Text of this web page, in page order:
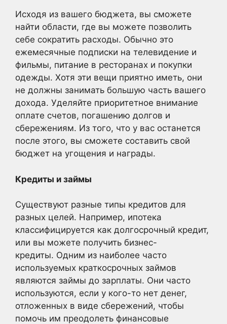
Исходя из вашего бюджета, вы сможете
найти области, где вы можете позволить
себе сократить расходы. Обычно это
ежемесячные подписки на телевидение и
фильмы, питание в ресторанах и покупки
одежды. Хотя эти вещи приятно иметь, они
не должны занимать большую часть вашего
дохода. Уделяйте приоритетное внимание
оплате счетов, погашению долгов и
сбережениям. Из того, что у вас останется
после этого, вы сможете составить свой
бюджет на угощения и награды.
Кредиты и займы
Существуют разные типы кредитов для
разных целей. Например, ипотека
классифицируется как долгосрочный кредит,
или вы можете получить бизнес-
кредиты. Одним из наиболее часто
используемых краткосрочных займов
являются займы до зарплаты. Они часто
используются, если у кого-то нет денег,
отложенных в виде сбережений, чтобы
помочь им преодолеть финансовые